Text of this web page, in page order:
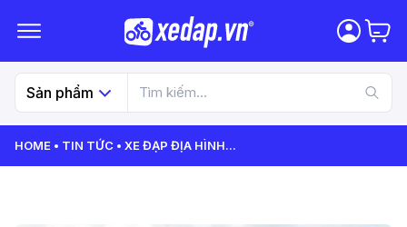
Sản phẩm
HOME TIN TỨC XE ĐẠP ĐỊA HÌNH...